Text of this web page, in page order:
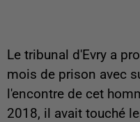
Le tribunal d'Evry a
mois de prison avec
l'encontre de cet
2018, il avait touché